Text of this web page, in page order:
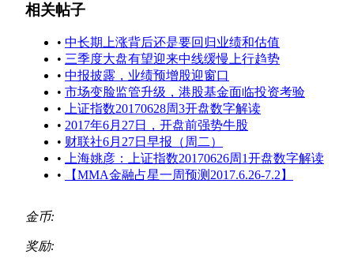
相关帖子
• 中长期上涨背后还是要回归业绩和估值
• 三季度大盘有望迎来中线缓慢上行趋势
• 中报披露，业绩预增股迎窗口
• 市场变脸监管升级，港股基金面临投资考验
•
上证指数20170628周3开盘数字解读
• 2017年6月27日，开盘前强势牛股
• 财联社6月27日早报（周二）
•
上海姚彦：上证指数20170626周1开盘数字解读
•
【MMA金融占星一周预测2017.6.26-7.2】
金币:
奖励: